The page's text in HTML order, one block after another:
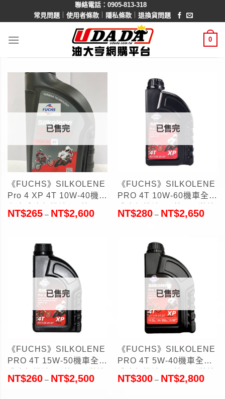
聯絡電話：0905-813-318
常見問題｜ 使用者條款｜ 隱私條款｜ 退換貨問題
0
已售完
《FUCHS》SILKOLENE
Pro 4 XP 4T 10W-40機車
全合成酯類機油1L(英國原
裝進口)
NT$265– NT$2,600
已售完
《FUCHS》SILKOLENE
PRO 4T 10W-60機車全合
成酯類機油1L(英國原裝進
口)
NT$280– NT$2,650
已售完
《FUCHS》SILKOLENE
PRO 4T 15W-50機車全合
成酯類機油1L(英國原裝進
口)
NT$260– NT$2,500
已售完
《FUCHS》SILKOLENE
PRO 4T 5W-40機車全合
成酯類機油1L(英國原裝進
口)
NT$300– NT$2,800